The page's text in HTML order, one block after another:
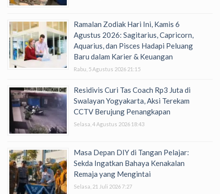
Ramalan Zodiak Hari Ini, Kamis 6
Agustus 2026: Sagitarius, Capricorn,
Aquarius, dan Pisces Hadapi Peluang
Baru dalam Karier & Keuangan
Rabu, 5 Agustus 2026 21:15
Residivis Curi Tas Coach Rp3 Juta di
Swalayan Yogyakarta, Aksi Terekam
CCTV Berujung Penangkapan
Selasa, 4 Agustus 2026 18:43
Masa Depan DIY di Tangan Pelajar:
Sekda Ingatkan Bahaya Kenakalan
Remaja yang Mengintai
Selasa, 21 Juli 2026 7:27